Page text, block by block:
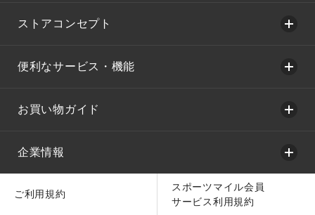
ストアコンセプト
便利なサービス・機能
お買い物ガイド
企業情報
ご利用規約
スポーツマイル会員
サービス利用規約